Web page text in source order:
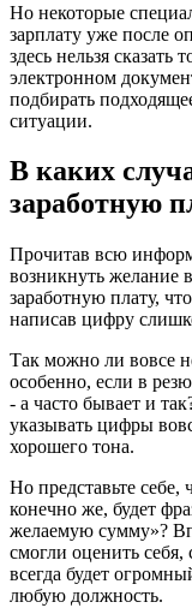
Но некоторые
зарплату уже после
здесь нельзя сказать
электронном
подбирать
ситуации.
В каких
заработную
Прочитав всю
возникнуть желание
заработную плату,
написав цифру
Так можно ли вовсе
особенно, если в
- а часто бывает и
указывать цифры
хорошего тона.
Но представьте себе,
конечно же, будет
желаемую сумму»?
смогли оценить себя,
всегда будет
любую должность.